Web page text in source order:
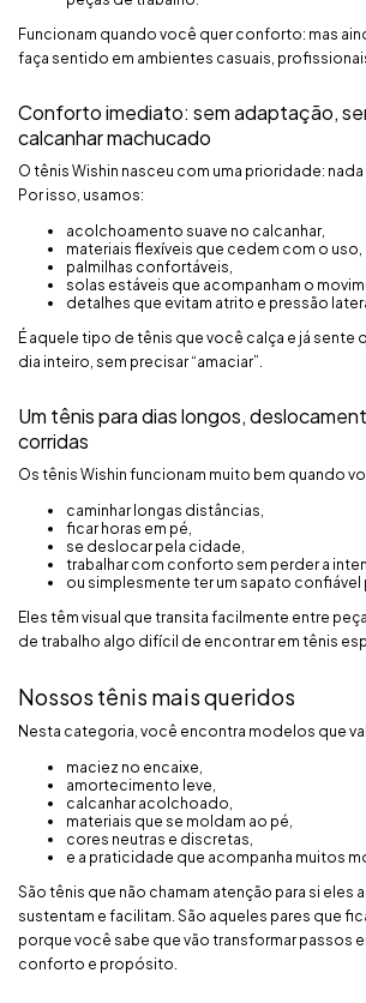
Funcionam quando você quer conforto: mas
faça sentido em ambientes casuais,
Conforto imediato: sem adaptação,
calcanhar machucado
O tênis Wishin nasceu com uma prioridade:
Por isso, usamos:
acolchoamento suave no calcanhar,
materiais flexíveis que cedem com o uso,
palmilhas confortáveis,
solas estáveis que acompanham o
detalhes que evitam atrito e pressão
É aquele tipo de tênis que você calça e já sente
dia inteiro, sem precisar “amaciar”.
Um tênis para dias longos,
corridas
Os tênis Wishin funcionam muito bem quando
caminhar longas distâncias,
ficar horas em pé,
se deslocar pela cidade,
trabalhar com conforto sem perder a
ou simplesmente ter um sapato confiável
Eles têm visual que transita facilmente entre
de trabalho algo difícil de encontrar em tênis
Nossos tênis mais queridos
Nesta categoria, você encontra modelos que
maciez no encaixe,
amortecimento leve,
calcanhar acolchoado,
materiais que se moldam ao pé,
cores neutras e discretas,
e a praticidade que acompanha muitos
São tênis que não chamam atenção para si eles
sustentam e facilitam. São aqueles pares que
porque você sabe que vão transformar passos
conforto e propósito.